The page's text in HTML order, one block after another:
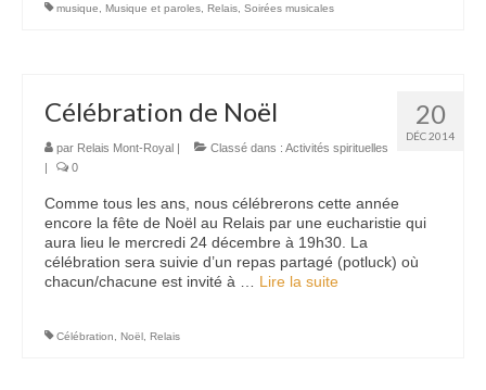
musique Musique et paroles Relais Soirées musicales
20
DÉC 2014
Célébration de Noël
par Relais Mont-Royal | Classé dans : Activités spirituelles
|
0
Comme tous les ans, nous célébrerons cette année
encore la fête de Noël au Relais par une eucharistie qui
aura lieu le mercredi 24 décembre à 19h30. La
célébration sera suivie d’un repas partagé (potluck) où
chacun/chacune est invité à … Lire la suite­­
Célébration Noël Relais